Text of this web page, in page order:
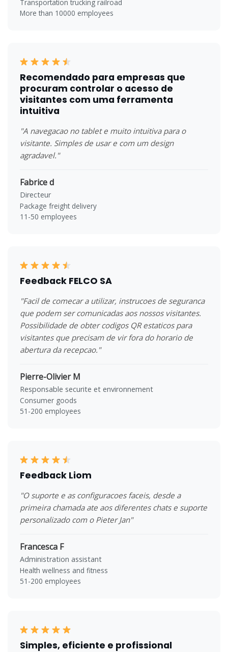
Transportation trucking railroad
More than 10000 employees
Recomendado para empresas que
procuram controlar o acesso de
visitantes com uma ferramenta
intuitiva
"A navegacao no tablet e muito intuitiva para o
visitante. Simples de usar e com um design
agradavel."
Fabrice d
Directeur
Package freight delivery
11-50 employees
Feedback FELCO SA
"Facil de comecar a utilizar, instrucoes de seguranca
que podem ser comunicadas aos nossos visitantes.
Possibilidade de obter codigos QR estaticos para
visitantes que precisam de vir fora do horario de
abertura da recepcao."
Pierre-Olivier M
Responsable securite et environnement
Consumer goods
51-200 employees
Feedback Liom
"O suporte e as configuracoes faceis, desde a
primeira chamada ate aos diferentes chats e suporte
personalizado com o Pieter Jan"
Francesca F
Administration assistant
Health wellness and fitness
51-200 employees
Simples, eficiente e profissional